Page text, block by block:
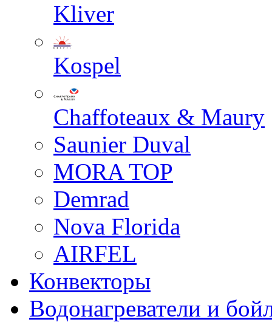
Kliver
Kospel
Chaffoteaux & Maury
Saunier Duval
MORA TOP
Demrad
Nova Florida
AIRFEL
Конвекторы
Водонагреватели и